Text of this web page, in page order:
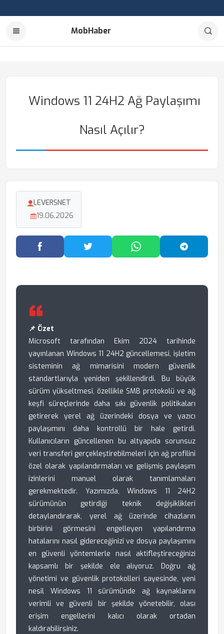
MobHaber
Windows 11 24H2 Ağ Paylaşımı
Nasıl Açılır?
LEVERSNET
19.06.2026
Facebook'ta PaylaşTwitter'da PaylaşWhatsApp'ta Paylaş
📌 Özet
Microsoft tarafından Ekim 2024 tarihinde
yayınlanan Windows 11 24H2 güncellemesi, işletim
sisteminin ağ mimarisini modern güvenlik
standartlarıyla yeniden şekillendirdi. Bu büyük
sürüm yükseltmesi, özellikle SMB protokolü ve ağ
keşfi süreçlerinde daha sıkı güvenlik politikaları
getirerek yerel ağ üzerindeki dosya ve yazıcı
paylaşımını daha kontrollü bir hale getirdi.
Kullanıcıların güncellenen bu altyapıda sorunsuz
veri transferi gerçekleştirebilmeleri için ağ profilini
özel olarak yapılandırmaları ve gelişmiş paylaşım
izinlerini manuel olarak tanımlamaları
gerekmektedir. Yazımızda, Windows 11 24H2
sürümünün getirdiği teknik değişiklikleri
detaylandırarak, yerel ağ üzerinde cihazların
birbirini görmesini engelleyen yapılandırma
hatalarını nasıl gidereceğinizi ve dosya paylaşımını
en güvenli yöntemlerle nasıl aktifleştireceğinizi
kapsamlı bir şekilde ele alıyoruz. Doğru ağ
yönetimi ve güvenlik protokolleri sayesinde, yeni
nesil Windows 11 sürümünde ağ kaynaklarını
verimli ve güvenli bir şekilde yönetebilir, olası
erişim engellerini kalıcı olarak ortadan
kaldırabilirsiniz.